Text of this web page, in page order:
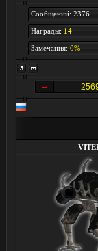
Сообщений: 2376
Награды: 14
Замечания: 0%